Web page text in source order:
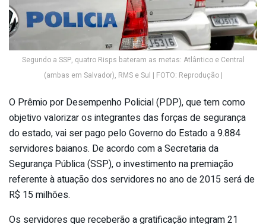
Segundo a SSP, quatro Risps bateram as metas: Atlântico e Central
(ambas em Salvador), RMS e Sul | FOTO: Reprodução |
O Prêmio por Desempenho Policial (PDP), que tem como
objetivo valorizar os integrantes das forças de segurança
do estado, vai ser pago pelo Governo do Estado a 9.884
servidores baianos. De acordo com a Secretaria da
Segurança Pública (SSP), o investimento na premiação
referente à atuação dos servidores no ano de 2015 será de
R$ 15 milhões.
Os servidores que receberão a gratificação integram 21